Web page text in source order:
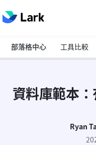
部落格中心 工具比較
資料庫範本
Ryan